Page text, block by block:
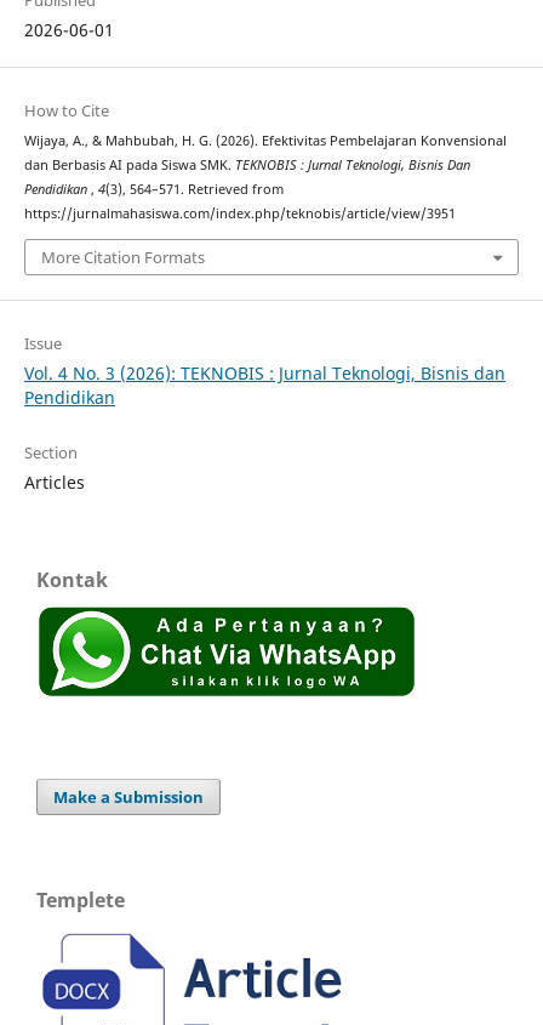
2026-06-01
How to Cite
Wijaya, A., & Mahbubah, H. G. (2026). Efektivitas Pembelajaran Konvensional
dan Berbasis AI pada Siswa SMK. TEKNOBIS : Jurnal Teknologi, Bisnis Dan
Pendidikan , 4(3), 564–571. Retrieved from
https://jurnalmahasiswa.com/index.php/teknobis/article/view/3951
More Citation Formats
Issue
Vol. 4 No. 3 (2026): TEKNOBIS : Jurnal Teknologi, Bisnis dan
Pendidikan
Section
Articles
Kontak
Make a Submission
Templete